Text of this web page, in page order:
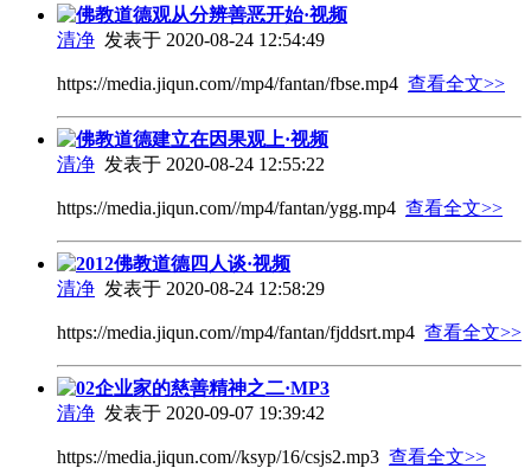
佛教道德观从分辨善恶开始·视频
清净 发表于 2020-08-24 12:54:49
https://media.jiqun.com//mp4/fantan/fbse.mp4 查看全文>>
佛教道德建立在因果观上·视频
清净 发表于 2020-08-24 12:55:22
https://media.jiqun.com//mp4/fantan/ygg.mp4 查看全文>>
2012佛教道德四人谈·视频
清净 发表于 2020-08-24 12:58:29
https://media.jiqun.com//mp4/fantan/fjddsrt.mp4 查看全文>>
02企业家的慈善精神之二·MP3
清净 发表于 2020-09-07 19:39:42
https://media.jiqun.com//ksyp/16/csjs2.mp3 查看全文>>